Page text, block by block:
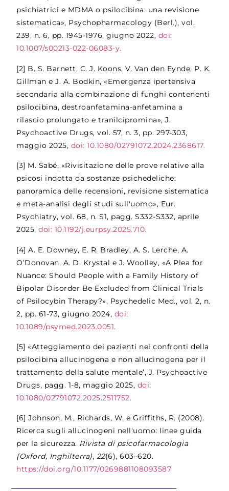
psichiatrici e MDMA o psilocibina: una revisione
sistematica», Psychopharmacology (Berl.), vol.
239, n. 6, pp. 1945-1976, giugno 2022, doi:
10.1007/s00213-022-06083-y.
[2] B. S. Barnett, C. J. Koons, V. Van den Eynde, P. K.
Gillman e J. A. Bodkin, «Emergenza ipertensiva
secondaria alla combinazione di funghi contenenti
psilocibina, destroanfetamina-anfetamina a
rilascio prolungato e tranilcipromina», J.
Psychoactive Drugs, vol. 57, n. 3, pp. 297-303,
maggio 2025, doi: 10.1080/02791072.2024.2368617.
[3] M. Sabé, «Rivisitazione delle prove relative alla
psicosi indotta da sostanze psichedeliche:
panoramica delle recensioni, revisione sistematica
e meta-analisi degli studi sull'uomo», Eur.
Psychiatry, vol. 68, n. S1, pagg. S332-S332, aprile
2025,doi: 10.1192/j.eurpsy.2025.710.
[4] A. E. Downey, E. R. Bradley, A. S. Lerche, A.
O’Donovan, A. D. Krystal e J. Woolley, «A Plea for
Nuance: Should People with a Family History of
Bipolar Disorder Be Excluded from Clinical Trials
of Psilocybin Therapy?», Psychedelic Med., vol. 2, n.
2, pp. 61-73, giugno 2024, doi:
10.1089/psymed.2023.0051.
[5] «Atteggiamento dei pazienti nei confronti della
psilocibina allucinogena e non allucinogena per il
trattamento della salute mentale’, J. Psychoactive
Drugs, pagg. 1-8, maggio 2025, doi:
10.1080/02791072.2025.2511752.
[6]Johnson, M., Richards, W. e Griffiths, R. (2008).
Ricerca sugli allucinogeni nell'uomo: linee guida
per la sicurezza. Rivista di psicofarmacologia
(Oxford, Inghilterra), 22(6), 603–620.
https://doi.org/10.1177/0269881108093587